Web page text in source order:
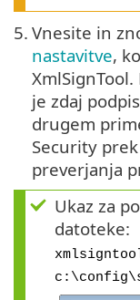
5. Vnesite in
nastavitve,
je zdaj
drugem
Security
preverjanja
Ukaz za
datoteke: